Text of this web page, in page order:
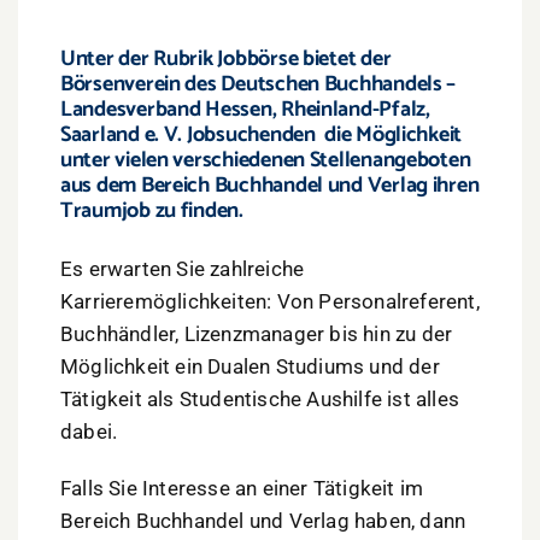
Unter der Rubrik Jobbörse bietet der
Börsenverein des Deutschen Buchhandels –
Landesverband Hessen, Rheinland-Pfalz,
Saarland e. V.Jobsuchenden die Möglichkeit
unter vielen verschiedenen Stellenangeboten
aus dem Bereich Buchhandel und Verlag ihren
Traumjob zu finden.
Es erwarten Sie zahlreiche
Karrieremöglichkeiten: Von Personalreferent,
Buchhändler, Lizenzmanager bis hin zu der
Möglichkeit ein Dualen Studiums und der
Tätigkeit als Studentische Aushilfe ist alles
dabei.
Falls Sie Interesse an einer Tätigkeit im
Bereich Buchhandel und Verlag haben, dann